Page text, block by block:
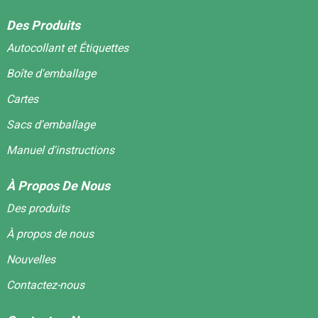
Des Produits
Autocollant et Étiquettes
Boîte d'emballage
Cartes
Sacs d'emballage
Manuel d'instructions
À Propos De Nous
Des produits
À propos de nous
Nouvelles
Contactez-nous